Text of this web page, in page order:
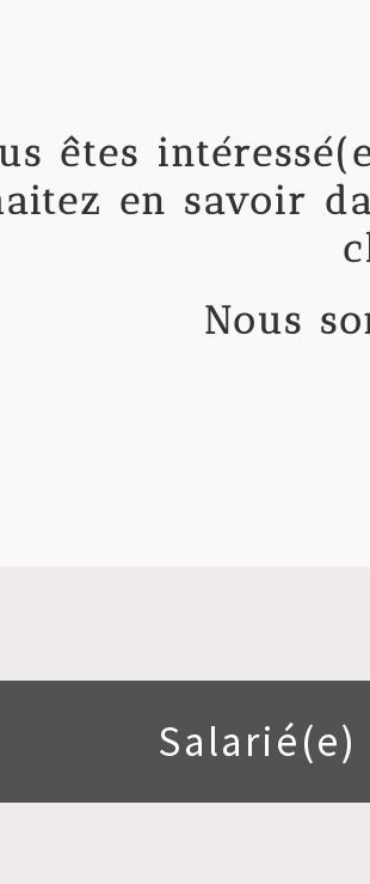
êtes
en savoir
Nous
Salarié(e)